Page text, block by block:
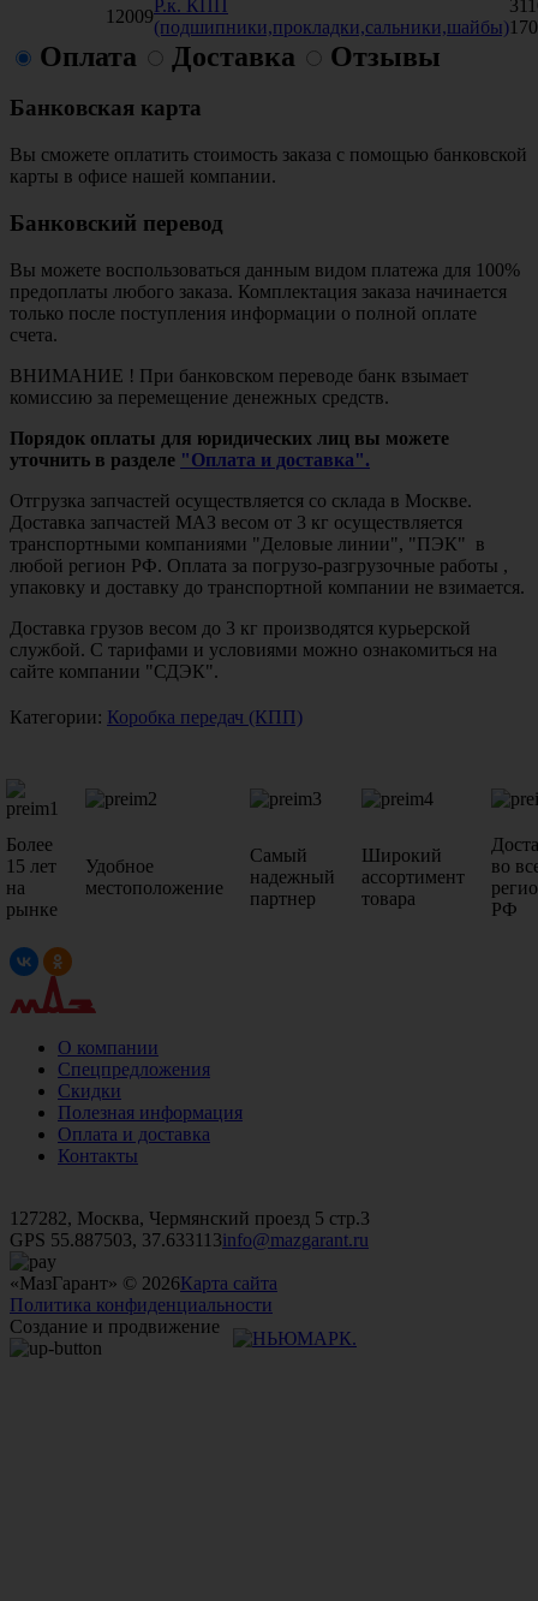
12009
Р.к. КПП
(подшипники,прокладки,сальники,шайбы)
Оплата Доставка Отзывы
Банковская карта
Вы сможете оплатить стоимость заказа с помощью банковской
карты в офисе нашей компании.
Банковский перевод
Вы можете воспользоваться данным видом платежа для 100%
предоплаты любого заказа. Комплектация заказа начинается
только после поступления информации о полной оплате
счета.
ВНИМАНИЕ ! При банковском переводе банк взымает
комиссию за перемещение денежных средств.
Порядок оплаты для юридических лиц вы можете
уточнить в разделе "Оплата и доставка".
Отгрузка запчастей осуществляется со склада в Москве.
Доставка запчастей МАЗ весом от 3 кг осуществляется
транспортными компаниями "Деловые линии", "ПЭК" в
любой регион РФ. Оплата за погрузо-разгрузочные работы ,
упаковку и доставку до транспортной компании не взимается.
Доставка грузов весом до 3 кг производятся курьерской
службой. С тарифами и условиями можно ознакомиться на
сайте компании "СДЭК".
Категории: Коробка передач (КПП)
Более
15 лет
на
рынке
Удобное
местоположение
Самый
надежный
партнер
Широкий
ассортимент
товара
во
РФ
О компании
Спецпредложения
Скидки
Полезная информация
Оплата и доставка
Контакты
127282, Москва, Чермянский проезд 5 стр.3
GPS 55.887503, 37.633113info@mazgarant.ru
«МазГарант» © 2026Карта сайта
Политика конфиденциальности
Создание и продвижение